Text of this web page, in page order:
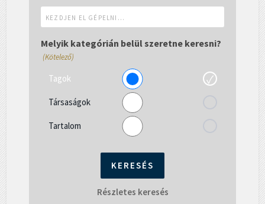
el
gépelni...
Melyik kategórián belül szeretne keresni?
(Kötelező)
Tagok
Társaságok
Tartalom
Részletes keresés